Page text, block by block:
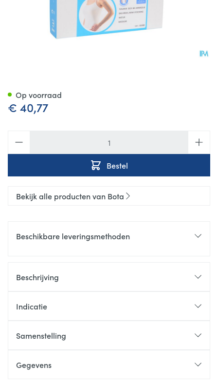
€ 40,77
Bestel
Op voorraad
Bekijk alle producten van Bota
Beschikbare leveringsmethoden
Beschrijving
Indicatie
Samenstelling
Gegevens